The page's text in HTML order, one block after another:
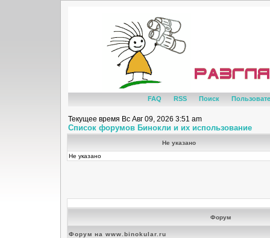
FAQ RSS Поиск
Текущее время Вс Авг 09, 2026 3:51 am
Список форумов Бинокли и их использование
Не указано
Не указано
Форум
Форум на www.binokular.ru